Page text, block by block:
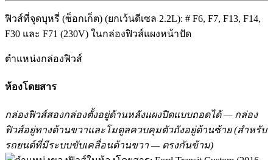
ฟิวส์ที่จุดบุหรี่ (ซ็อกเก็ต) (ยกเว้นดีเซล 2.2L): # F6, F7, F13, F14,
F30 และ F71 (230V) ในกล่องฟิวส์แผงหน้าปัด
ตำแหน่งกล่องฟิวส์
ห้องโดยสาร
กล่องฟิวส์สองกล่องตั้งอยู่ด้านหลังแผงปิดแบบถอดได้ — กล่อง
ฟิวส์อยู่ทางด้านขวาและโมดูลควบคุมตัวถังอยู่ด้านซ้าย (สำหรับ
รถยนต์ที่มีระบบขับเคลื่อนด้านขวา — ตรงกันข้าม)